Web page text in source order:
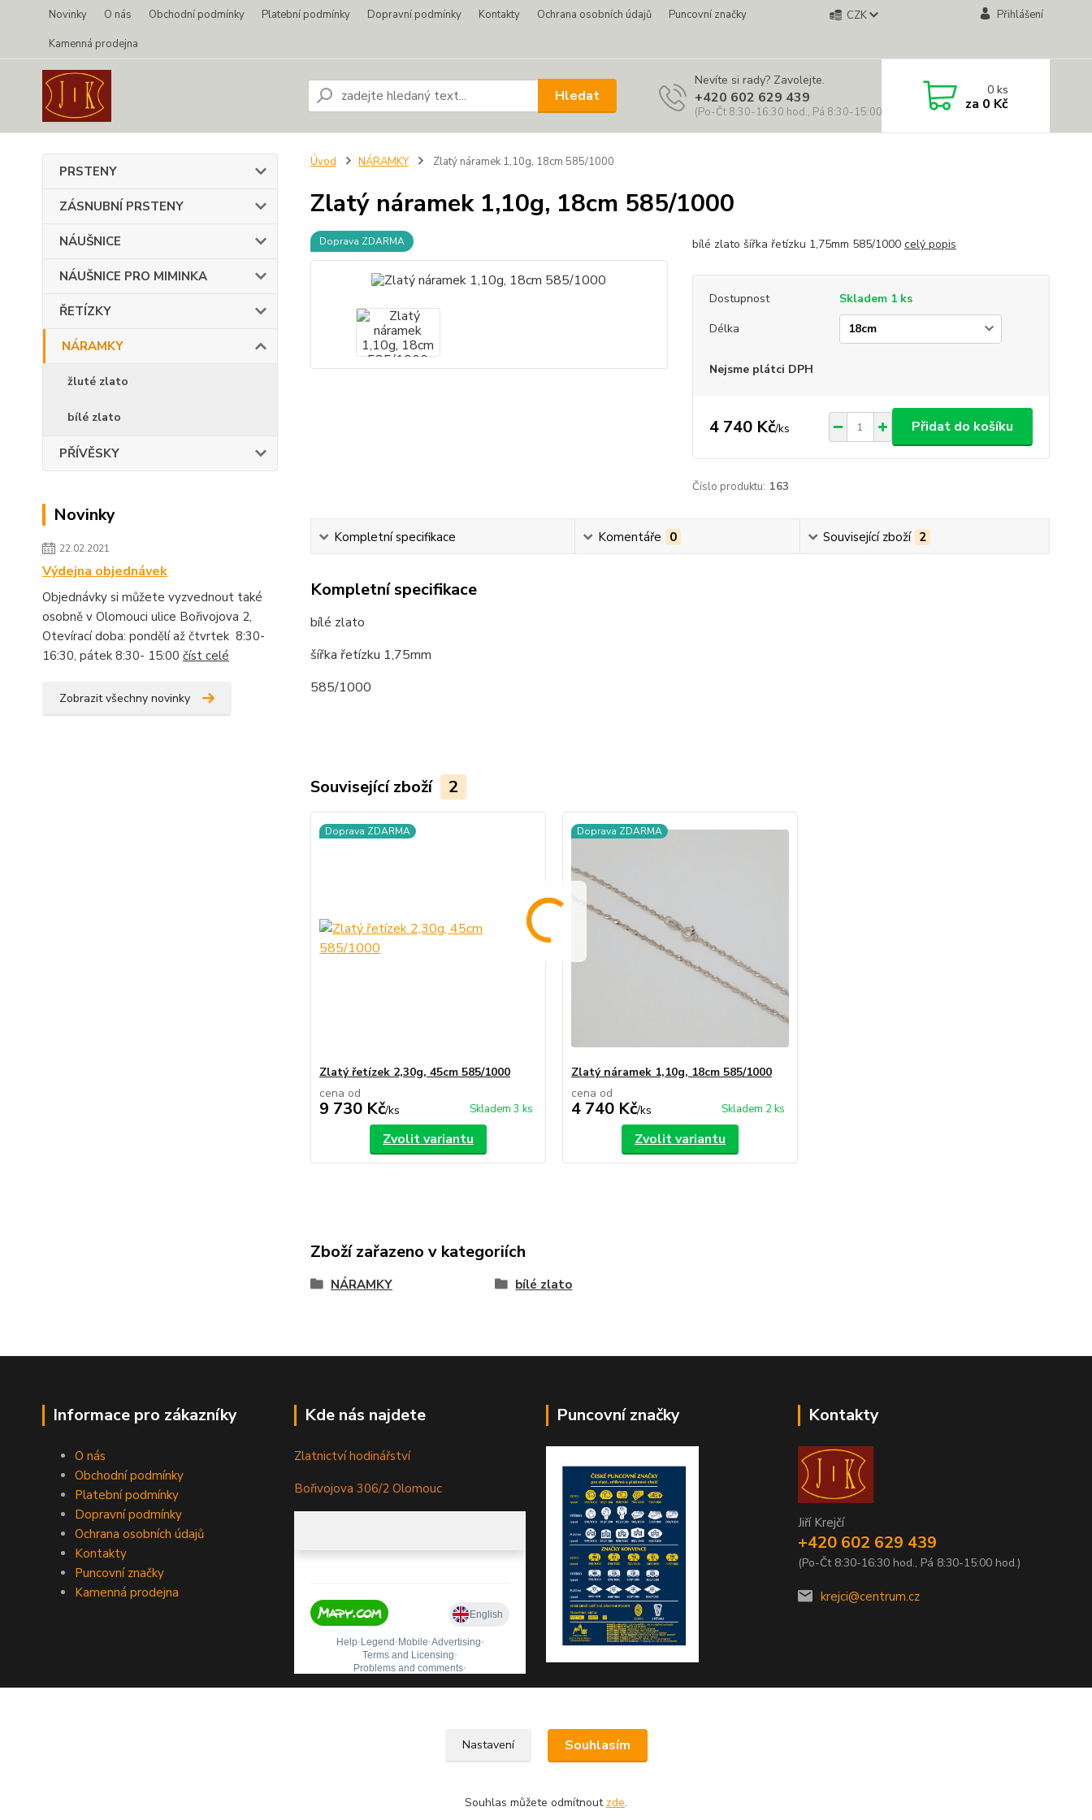
Novinky O nás Obchodní podmínky Platební podmínky Dopravní podmínky Kontakty Ochrana osobních údajů
Puncovní značky
Kamenná prodejna
CZK Přihlášení
Hledat
Nevíte si rady? Zavolejte.
+420 602 629 439
(Po-Čt 8:30-16:30 hod., Pá 8:30-15:00 hod.)
0ks
za 0 Kč
PRSTENY
ZÁSNUBNÍ PRSTENY
NÁUŠNICE
NÁUŠNICE PRO MIMINKA
ŘETÍZKY
NÁRAMKY
žluté zlato
bílé zlato
PŘÍVĚSKY
Novinky
22.02.2021
Výdejna objednávek
Objednávky si můžete vyzvednout také
osobně v Olomouci ulice Bořivojova 2,
Otevírací doba: pondělí až čtvrtek 8:30-
16:30, pátek 8:30- 15:00 číst celé
Zobrazit všechny novinky
Úvod NÁRAMKY Zlatý náramek 1,10g, 18cm 585/1000
Zlatý náramek 1,10g, 18cm 585/1000
Doprava ZDARMA bílé zlato šířka řetízku 1,75mm 585/1000 celý popis
Dostupnost
Skladem 1 ks
Délka
Nejsme plátci DPH
4 740 Kč/ks Přidat do košíku
Číslo produktu: 163
Kompletní specifikace Komentáře 0 Související zboží 2
Kompletní specifikace
bílé zlato
šířka řetízku 1,75mm
585/1000
Související zboží 2
Doprava ZDARMA
Zlatý řetízek 2,30g, 45cm 585/1000
cena od
9 730 Kč/ks Skladem 3 ks
Zvolit variantu
Doprava ZDARMA
Zlatý náramek 1,10g, 18cm 585/1000
cena od
4 740 Kč/ks Skladem 2 ks
Zvolit variantu
Zboží zařazeno v kategoriích
NÁRAMKY bílé zlato
Informace pro zákazníky
O nás
Obchodní podmínky
Platební podmínky
Dopravní podmínky
Ochrana osobních údajů
Kontakty
Puncovní značky
Kamenná prodejna
Kde nás najdete
Zlatnictví hodinářství
Bořivojova 306/2 Olomouc
Puncovní značky Kontakty
Jiří Krejčí
+420 602 629 439
(Po-Čt 8:30-16:30 hod., Pá 8:30-15:00 hod.)
krejci@centrum.cz
Nastavení Souhlasím
Souhlas můžete odmítnout zde.